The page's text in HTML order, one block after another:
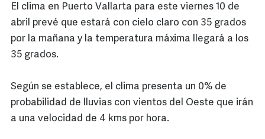
El clima en Puerto Vallarta para este viernes 10 de
abril prevé que estará con cielo claro con 35 grados
por la mañana y la temperatura máxima llegará a los
35 grados.
Según se establece, el clima presenta un 0% de
probabilidad de lluvias con vientos del Oeste que irán
a una velocidad de 4 kms por hora.